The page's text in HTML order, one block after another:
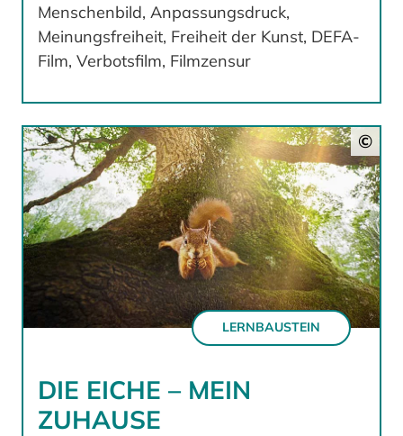
Menschenbild, Anpassungsdruck,
Meinungsfreiheit, Freiheit der Kunst, DEFA-
Film, Verbotsfilm, Filmzensur
©
LERNBAUSTEIN
DIE EICHE – MEIN
ZUHAUSE